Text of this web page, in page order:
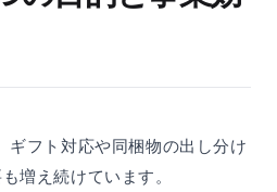
ギフト対応や同梱物の出し分け
増え続けています。